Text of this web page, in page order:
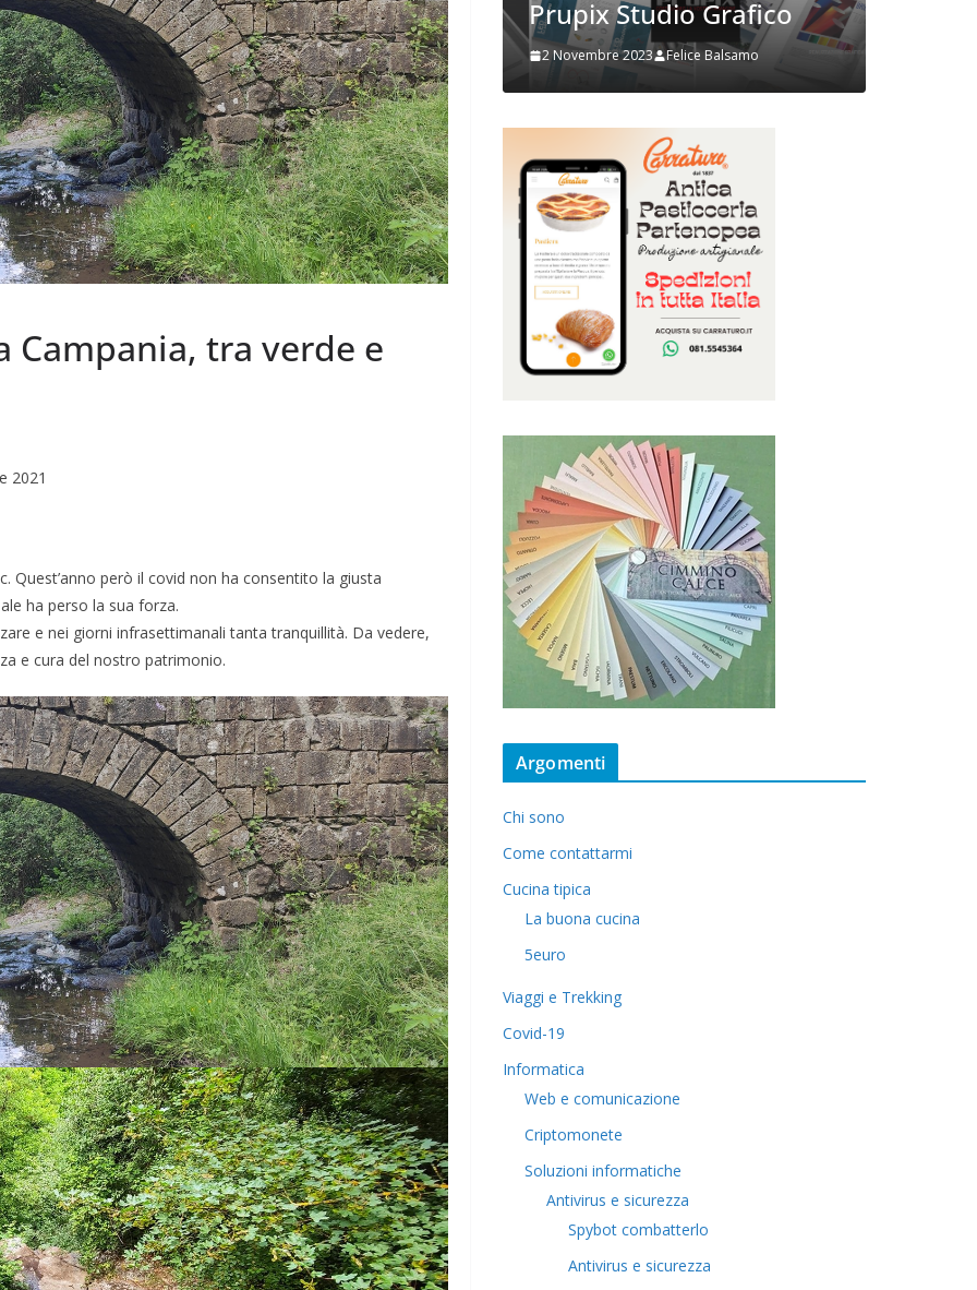
Campania, tra verde e
2021
Quest’anno però il covid non ha consentito la giusta
ha perso la sua forza.
e nei giorni infrasettimanali tanta tranquillità. Da vedere,
e cura del nostro patrimonio.
DI 50
Rilassarsi e Concentrarsi
19 Maggio 2024 Felice Balsamo
Prupix Studio Grafico
2 Novembre 2023 Felice Balsamo
Argomenti
Chi sono
Come contattarmi
Cucina tipica
La buona cucina
5euro
Viaggi e Trekking
Covid-19
Informatica
Web e comunicazione
Criptomonete
Soluzioni informatiche
Antivirus e sicurezza
Spybot combatterlo
Antivirus e sicurezza